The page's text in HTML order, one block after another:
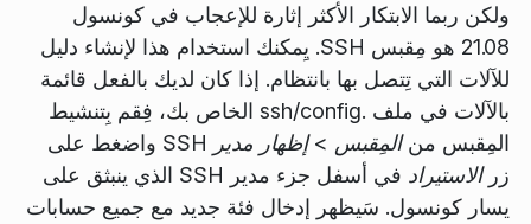
ولكن ربما الابتكار الأكثر إثارة للإعجاب في كونسول
21.08 هو مِقبس SSH. يِمكنك استخدام هذا لإنشاء دليل
للآلات التي تِتصل بها بانتظام. إذا كان لديك بالفعل قائمة
بالآلات في ملف .ssh/config
الخاص بك، فِقم بِتنشيط
المِقبس منالمِقبس >إظهار مدير SSH
واضغط على
زرالاستيراد
في أسفل جزء مدير SSH الذي ينبثق على
يسار كونسول. سَيظهر إدخال فئة جديد مع جميع حسابات